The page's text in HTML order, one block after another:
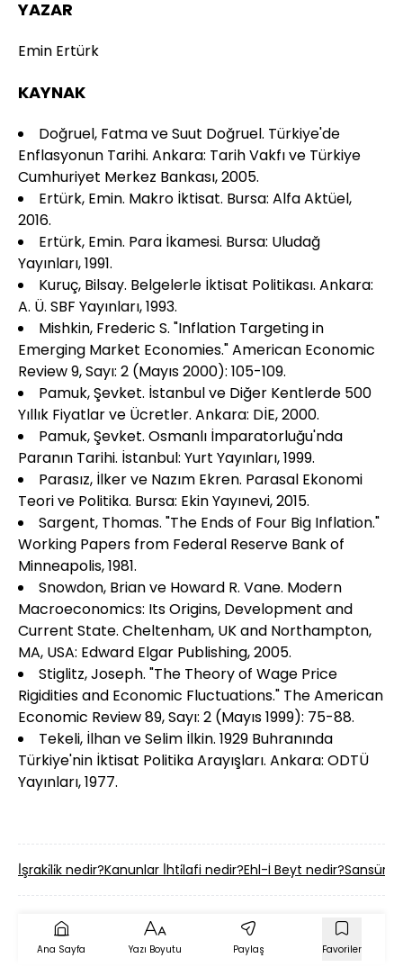
YAZAR
Emin Ertürk
KAYNAK
Doğruel, Fatma ve Suut Doğruel. Türkiye'de
Enflasyonun Tarihi. Ankara: Tarih Vakfı ve Türkiye
Cumhuriyet Merkez Bankası, 2005.
Ertürk, Emin. Makro İktisat. Bursa: Alfa Aktüel,
2016.
Ertürk, Emin. Para İkamesi. Bursa: Uludağ
Yayınları, 1991.
Kuruç, Bilsay. Belgelerle İktisat Politikası. Ankara:
A. Ü. SBF Yayınları, 1993.
Mishkin, Frederic S. "Inflation Targeting in
Emerging Market Economies." American Economic
Review 9, Sayı: 2 (Mayıs 2000): 105-109.
Pamuk, Şevket. İstanbul ve Diğer Kentlerde 500
Yıllık Fiyatlar ve Ücretler. Ankara: DİE, 2000.
Pamuk, Şevket. Osmanlı İmparatorluğu'nda
Paranın Tarihi. İstanbul: Yurt Yayınları, 1999.
Parasız, İlker ve Nazım Ekren. Parasal Ekonomi
Teori ve Politika. Bursa: Ekin Yayınevi, 2015.
Sargent, Thomas. "The Ends of Four Big Inflation."
Working Papers from Federal Reserve Bank of
Minneapolis, 1981.
Snowdon, Brian ve Howard R. Vane. Modern
Macroeconomics: Its Origins, Development and
Current State. Cheltenham, UK and Northampton,
MA, USA: Edward Elgar Publishing, 2005.
Stiglitz, Joseph. "The Theory of Wage Price
Rigidities and Economic Fluctuations." The American
Economic Review 89, Sayı: 2 (Mayıs 1999): 75-88.
Tekeli, İlhan ve Selim İlkin. 1929 Buhranında
Türkiye'nin İktisat Politika Arayışları. Ankara: ODTÜ
Yayınları, 1977.
İ̇şraki̇li̇k nedir?Kanunlar İ̇hti̇lafi nedir?Ehl-İ Beyt nedir?Sansür
Ana Sayfa Yazı Boyutu Paylaş Favoriler